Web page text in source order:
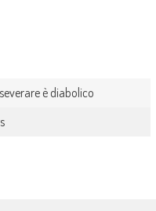
è diabolico